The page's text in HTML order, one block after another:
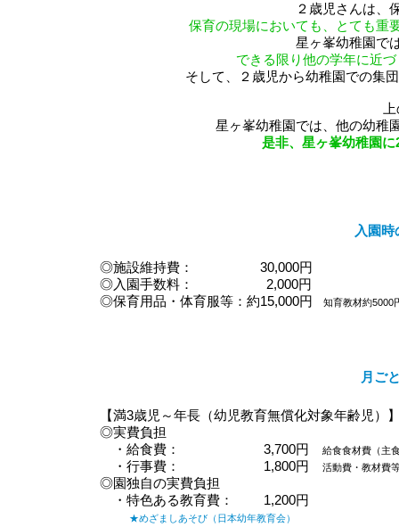
２歳児さんは、
保育の現場においても、とても重
星ヶ峯幼稚園で
できる限り他の学年に近
そして、２歳児から幼稚園での集
星ヶ峯幼稚園では、他の幼稚
是非、星ヶ峯幼稚園
入園
◎施設維持費： 30,000円
◎入園手数料：
2,000円
◎保育用品・体育服等：約15,000円
知育教材約5000
月ご
【満3歳児～年長（幼児教育無償化対象年齢児）
◎実費負担
・給食費： 3,700円
給食食材費（主
・行事費： 1,800円 活動費・教材費
◎園独自の実費負担
・特色ある教育費： 1,200円
★めざましあそび（日本幼年教育会）